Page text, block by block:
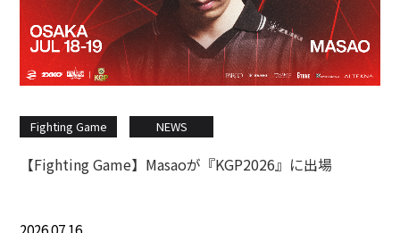
Fighting Game NEWS
【Fighting Game】Masaoが『KGP2026』に出場